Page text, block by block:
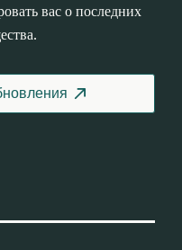
вас о последних